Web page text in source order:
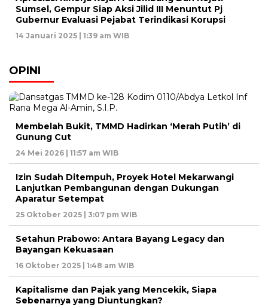
Sumsel, Gempur Siap Aksi Jilid III Menuntut Pj
Gubernur Evaluasi Pejabat Terindikasi Korupsi
14 Januari 2025 | 1:39 am WIB
OPINI
Membelah Bukit, TMMD Hadirkan ‘Merah Putih’ di
Gunung Cut
24 Mei 2026 | 11:57 am WIB
Izin Sudah Ditempuh, Proyek Hotel Mekarwangi
Lanjutkan Pembangunan dengan Dukungan
Aparatur Setempat
25 Oktober 2025 | 3:07 pm WIB
Setahun Prabowo: Antara Bayang Legacy dan
Bayangan Kekuasaan
16 Oktober 2025 | 1:48 am WIB
Kapitalisme dan Pajak yang Mencekik, Siapa
Sebenarnya yang Diuntungkan?